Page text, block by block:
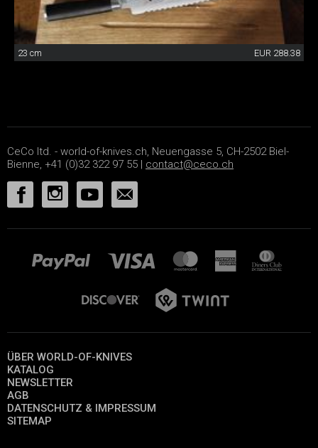
23 cm EUR 288.38
CeCo ltd. - world-of-knives.ch, Neuengasse 5, CH-2502 Biel-
Bienne, +41 (0)32 322 97 55 | contact@ceco.ch
ÜBER WORLD-OF-KNIVES
KATALOG
NEWSLETTER
AGB
DATENSCHUTZ & IMPRESSUM
SITEMAP